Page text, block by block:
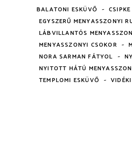
BALATONI ESKÜVŐ -
EGYSZERŰ MENYASSZONYI
LÁBVILLANTÓS
MENYASSZONYI CSOKOR -
NORA SARMAN FÁTYOL -
NYITOTT HÁTÚ
TEMPLOMI ESKÜVŐ -